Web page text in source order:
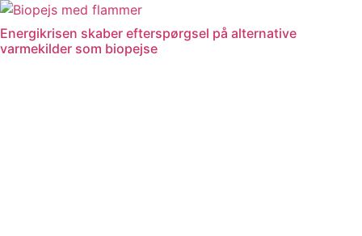
Videre
til
indhold
Energikrisen skaber efterspørgsel på alternative
varmekilder som biopejse